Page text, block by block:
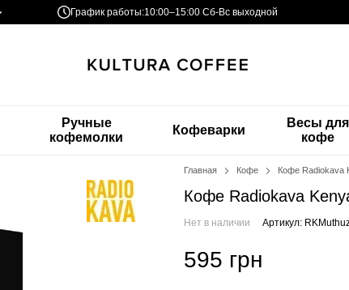
График работы:10:00–15:00 Сб-Вс выходной
Ручные
кофемолки
Кофеварки
Весы для
кофе
Главная Кофе Кофе Radiokava
Кофе Radiokava
Нет в наличии Артикул:
595 грн